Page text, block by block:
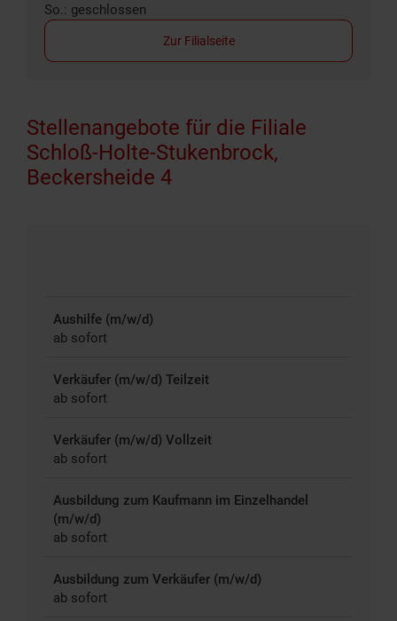
So.: geschlossen
Zur Filialseite
Stellenangebote für die Filiale
Schloß-Holte-Stukenbrock,
Beckersheide 4
Aushilfe (m/w/d)
ab sofort
Verkäufer (m/w/d) Teilzeit
ab sofort
Verkäufer (m/w/d) Vollzeit
ab sofort
Ausbildung zum Kaufmann im Einzelhandel
(m/w/d)
ab sofort
Ausbildung zum Verkäufer (m/w/d)
ab sofort